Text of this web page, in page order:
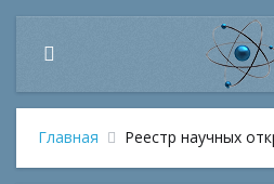
Главная Реестр научных